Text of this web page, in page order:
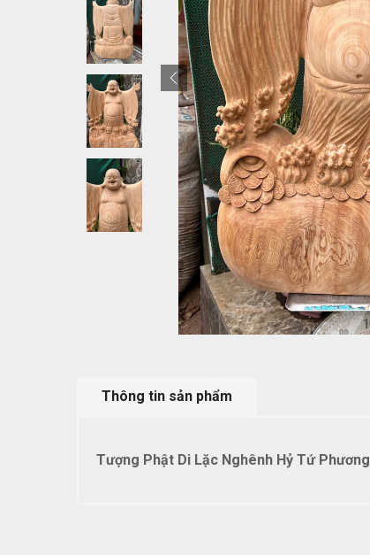
Thông tin sản phẩm
Tượng Phật Di Lặc Nghênh Hỷ Tứ